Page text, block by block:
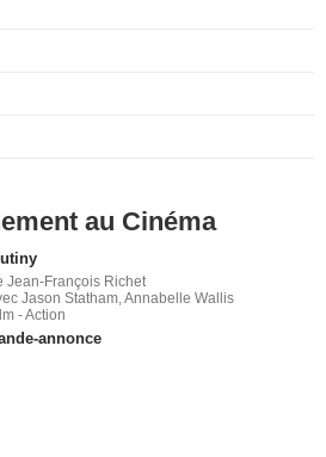
au Cinéma
Jean-François Richet
Jason Statham, Annabelle Wallis
- Action
annonce